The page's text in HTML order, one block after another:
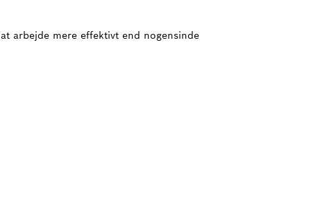
arbejde mere effektivt end nogensinde